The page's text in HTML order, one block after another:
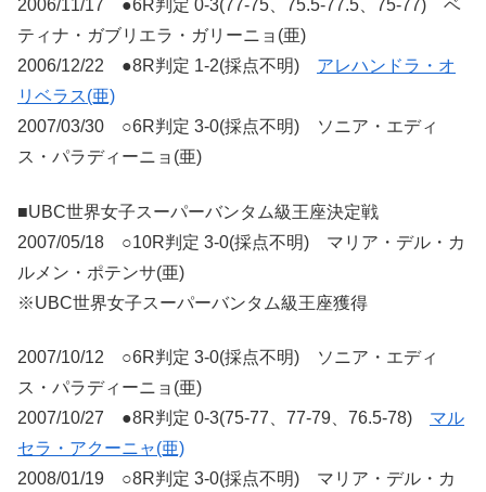
2006/11/17 ●6R判定 0-3(77-75、75.5-77.5、75-77) ベ
ティナ・ガブリエラ・ガリーニョ(亜)
2006/12/22 ●8R判定 1-2(採点不明) アレハンドラ・オ
リベラス(亜)
2007/03/30 ○6R判定 3-0(採点不明) ソニア・エディ
ス・パラディーニョ(亜)
■UBC世界女子スーパーバンタム級王座決定戦
2007/05/18 ○10R判定 3-0(採点不明) マリア・デル・カ
ルメン・ポテンサ(亜)
※UBC世界女子スーパーバンタム級王座獲得
2007/10/12 ○6R判定 3-0(採点不明) ソニア・エディ
ス・パラディーニョ(亜)
2007/10/27 ●8R判定 0-3(75-77、77-79、76.5-78) マル
セラ・アクーニャ(亜)
2008/01/19 ○8R判定 3-0(採点不明) マリア・デル・カ